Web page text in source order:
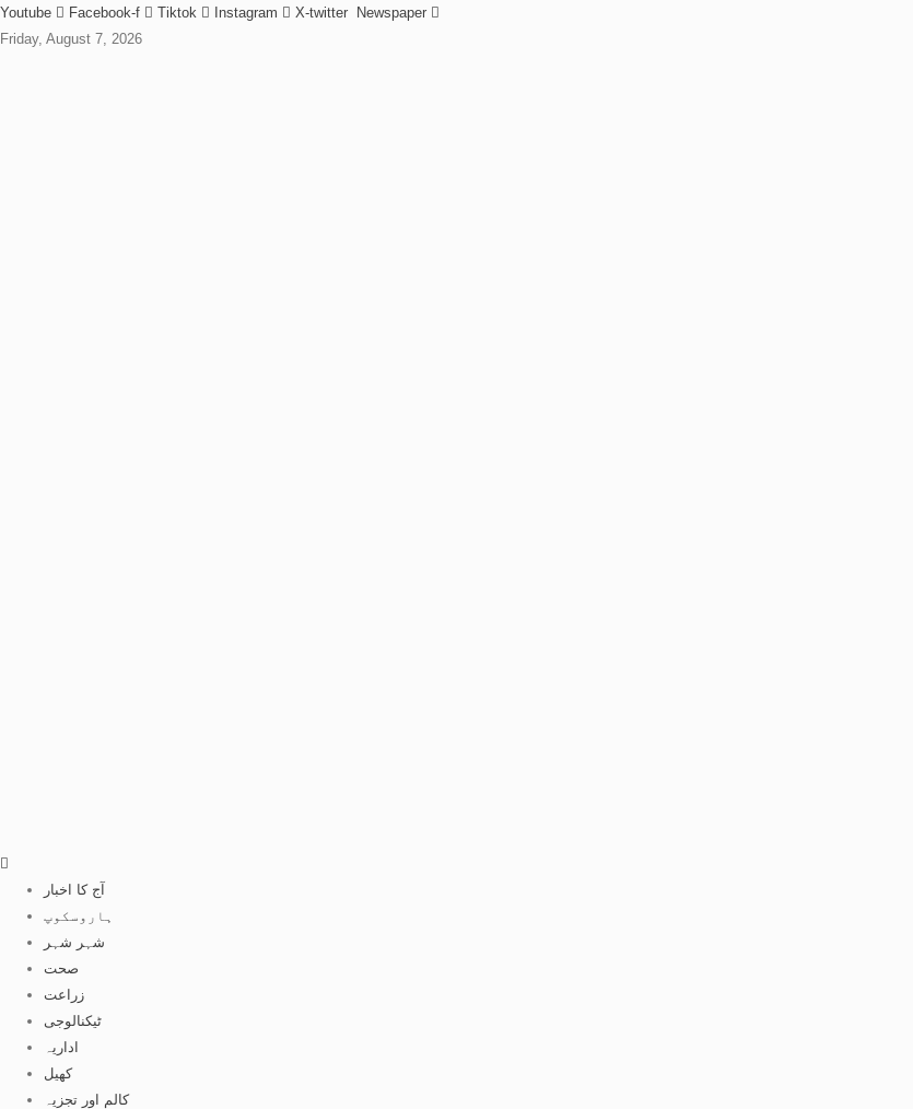
Youtube Facebook-f Tiktok Instagram X-twitter
Newspaper
Friday, August 7, 2026
آج کا اخبار
ہاروسکوپ
شہر شہر
صحت
زراعت
ٹیکنالوجی
اداریہ
کھیل
کالم اور تجزیہ